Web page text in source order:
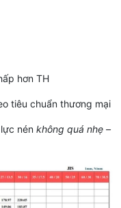
hơn TH
tiêu chuẩn thương mại
nén không quá nhẹ –